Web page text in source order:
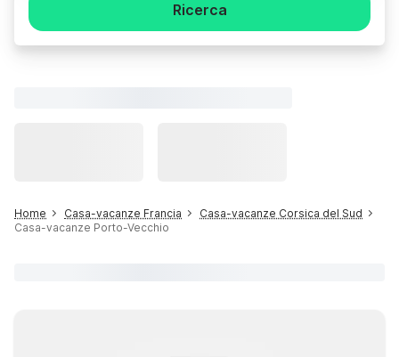
Ricerca
Home Casa-vacanze Francia
Casa-vacanze Corsica del Sud
Casa-vacanze Porto-Vecchio